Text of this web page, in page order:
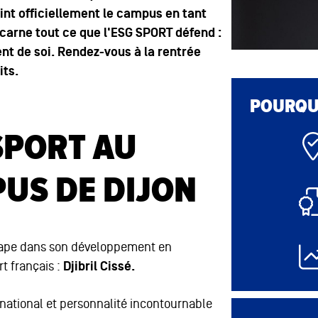
officiellement le campus en tant
tout ce que l'ESG SPORT défend :
de soi. Rendez-vous à la rentrée
AU
DE DIJON
dans son développement en
français : Djibril Cissé.
et personnalité incontournable